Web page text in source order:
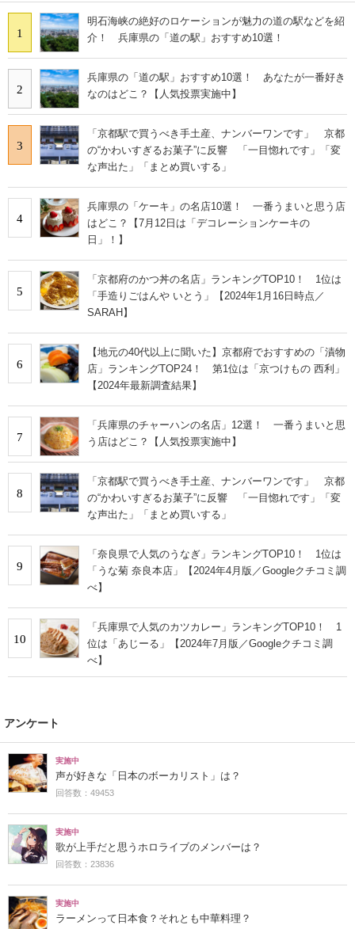
1
明石海峡の絶好のロケーションが魅力の道の駅などを紹
介！ 兵庫県の「道の駅」おすすめ10選！
2
兵庫県の「道の駅」おすすめ10選！ あなたが一番好き
なのはどこ？【人気投票実施中】
3
「京都駅で買うべき手土産、ナンバーワンです」 京都
の“かわいすぎるお菓子”に反響 「一目惚れです」「変
な声出た」「まとめ買いする」
4
兵庫県の「ケーキ」の名店10選！ 一番うまいと思う店
はどこ？【7月12日は「デコレーションケーキの
日」！】
5
「京都府のかつ丼の名店」ランキングTOP10！ 1位は
「手造りごはんや いとう」【2024年1月16日時点／
SARAH】
6
【地元の40代以上に聞いた】京都府でおすすめの「漬物
店」ランキングTOP24！ 第1位は「京つけもの 西利」
【2024年最新調査結果】
7
「兵庫県のチャーハンの名店」12選！ 一番うまいと思
う店はどこ？【人気投票実施中】
8
「京都駅で買うべき手土産、ナンバーワンです」 京都
の“かわいすぎるお菓子”に反響 「一目惚れです」「変
な声出た」「まとめ買いする」
9
「奈良県で人気のうなぎ」ランキングTOP10！ 1位は
「うな菊 奈良本店」【2024年4月版／Googleクチコミ調
べ】
10
「兵庫県で人気のカツカレー」ランキングTOP10！ 1
位は「あじーる」【2024年7月版／Googleクチコミ調
べ】
アンケート
実施中
声が好きな「日本のボーカリスト」は？
回答数：49453
実施中
歌が上手だと思うホロライブのメンバーは？
回答数：23836
実施中
ラーメンって日本食？それとも中華料理？